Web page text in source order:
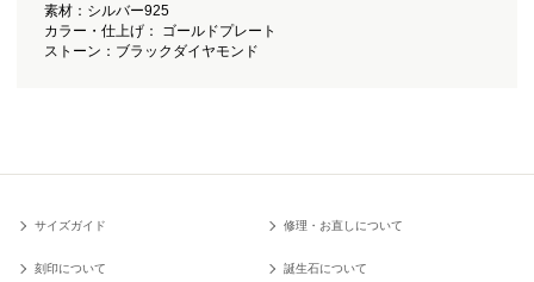
素材：シルバー925
カラー・仕上げ： ゴールドプレート
ストーン：ブラックダイヤモンド
サイズガイド 修理・お直しについて
刻印について 誕生石について